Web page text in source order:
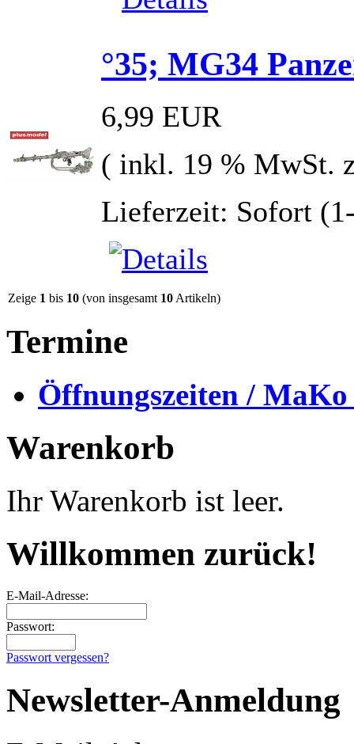
°35; MG34
6,99 EUR
( inkl. 19 % MwSt.
Lieferzeit: Sofort
Zeige 1 bis 10 (von insgesamt 10 Artikeln)
Termine
Öffnungszeiten /
Warenkorb
Ihr Warenkorb ist leer.
Willkommen zurück!
E-Mail-Adresse:
Passwort:
Passwort vergessen?
Newsletter-Anmeldung